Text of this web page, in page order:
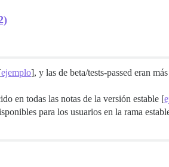
ejemplo], y las de beta/tests-passed eran
en todas las notas de la versión estable [
para los usuarios en la rama